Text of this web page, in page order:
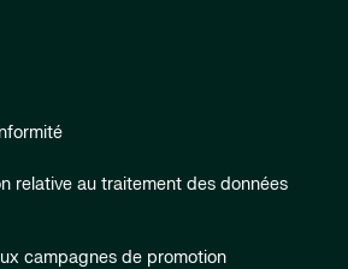
relative au traitement des données
campagnes de promotion